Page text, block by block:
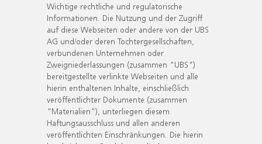
Wichtige rechtliche und regulatorische
Informationen. Die Nutzung und der Zugriff
auf diese Webseiten oder andere von der UBS
AG und/oder deren Tochtergesellschaften,
verbundenen Unternehmen oder
Zweigniederlassungen (zusammen "UBS")
bereitgestellte verlinkte Webseiten und alle
hierin enthaltenen Inhalte, einschließlich
veröffentlichter Dokumente (zusammen
"Materialien"), unterliegen diesem
Haftungsausschluss und allen anderen
veröffentlichten Einschränkungen. Die hierin